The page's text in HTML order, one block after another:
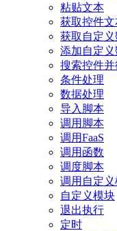
粘贴文本
获取控件文
获取自定
添加自定义
搜索控件
条件处理
数据处理
导入脚本
调用脚本
调用FaaS
调用函数
调度脚本
调用自定
自定义模块
退出执行
定时